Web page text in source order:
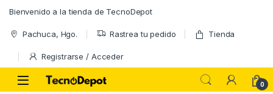
Bienvenido a la tienda de TecnoDepot
Pachuca, Hgo. Rastrea tu pedido Tienda
Registrarse / Acceder
0